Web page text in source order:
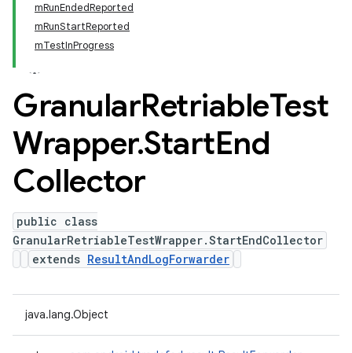
mRunEndedReported
mRunStartReported
mTestInProgress
GranularRetriableTest
Wrapper.StartEnd
Collector
public class
GranularRetriableTestWrapper.StartEndCollector
extends ResultAndLogForwarder
java.lang.Object